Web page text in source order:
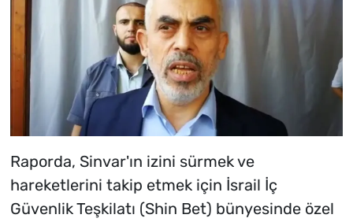
Raporda, Sinvar'ın izini sürmek ve
hareketlerini takip etmek için İsrail İç
Güvenlik Teşkilatı (Shin Bet) bünyesinde özel